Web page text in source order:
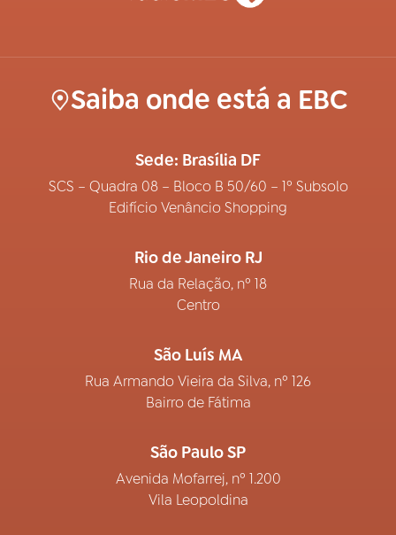
Saiba onde está a EBC
Sede: Brasília DF
SCS – Quadra 08 – Bloco B 50/60 – 1º Subsolo
Edifício Venâncio Shopping
Rio de Janeiro RJ
Rua da Relação, nº 18
Centro
São Luís MA
Rua Armando Vieira da Silva, nº 126
Bairro de Fátima
São Paulo SP
Avenida Mofarrej, nº 1.200
Vila Leopoldina